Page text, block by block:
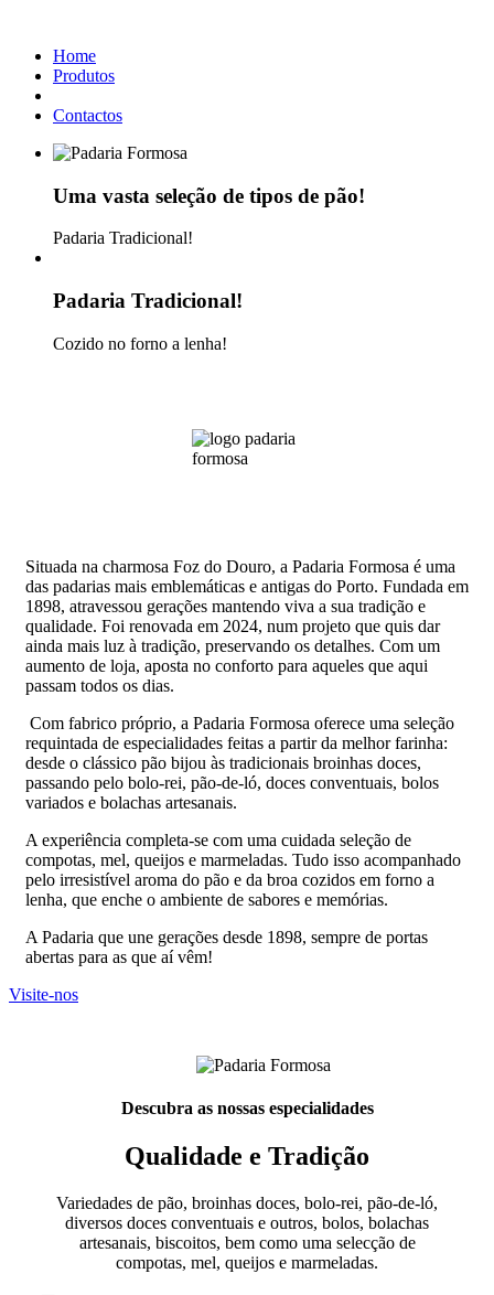
Home
Produtos
Contactos
Uma vasta seleção de tipos de pão!
Padaria Tradicional!
Padaria Tradicional!
Cozido no forno a lenha!
Situada na charmosa Foz do Douro, a Padaria Formosa é uma
das padarias mais emblemáticas e antigas do Porto. Fundada em
1898, atravessou gerações mantendo viva a sua tradição e
qualidade. Foi renovada em 2024, num projeto que quis dar
ainda mais luz à tradição, preservando os detalhes. Com um
aumento de loja, aposta no conforto para aqueles que aqui
passam todos os dias.
Com fabrico próprio, a Padaria Formosa oferece uma seleção
requintada de especialidades feitas a partir da melhor farinha:
desde o clássico pão bijou às tradicionais broinhas doces,
passando pelo bolo-rei, pão-de-ló, doces conventuais, bolos
variados e bolachas artesanais.
A experiência completa-se com uma cuidada seleção de
compotas, mel, queijos e marmeladas. Tudo isso acompanhado
pelo irresistível aroma do pão e da broa cozidos em forno a
lenha, que enche o ambiente de sabores e memórias.
A Padaria que une gerações desde 1898, sempre de portas
abertas para as que aí vêm!
Visite-nos
Descubra as nossas especialidades
Qualidade e Tradição
Variedades de pão, broinhas doces, bolo-rei, pão-de-ló,
diversos doces conventuais e outros, bolos, bolachas
artesanais, biscoitos, bem como uma selecção de
compotas, mel, queijos e marmeladas.